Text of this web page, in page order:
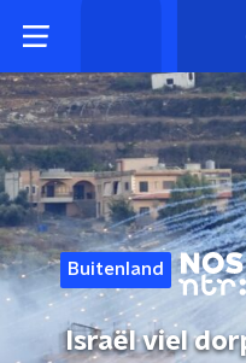
Buitenland
Israël viel